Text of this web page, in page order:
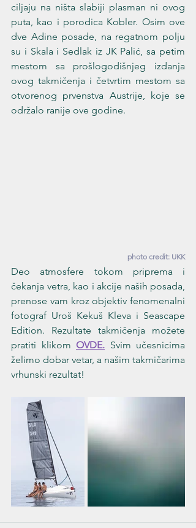
ciljaju na ništa slabiji plasman ni ovog
puta, kao i porodica Kobler. Osim ove
dve Adine posade, na regatnom polju
su i Skala i Sedlak iz JK Palić, sa petim
mestom sa prošlogodišnjeg izdanja
ovog takmičenja i četvrtim mestom sa
otvorenog prvenstva Austrije, koje se
održalo ranije ove godine.
photo credit: UKK
Deo atmosfere tokom priprema i
čekanja vetra, kao i akcije naših posada,
prenose vam kroz objektiv fenomenalni
fotograf Uroš Kekuš Kleva i Seascape
Edition. Rezultate takmičenja možete
pratiti klikom OVDE. Svim učesnicima
želimo dobar vetar, a našim takmičarima
vrhunski rezultat!